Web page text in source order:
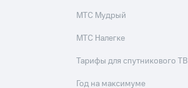
МТС Мудрый
МТС Налегке
Тарифы для спутникового ТВ
Год на максимуме